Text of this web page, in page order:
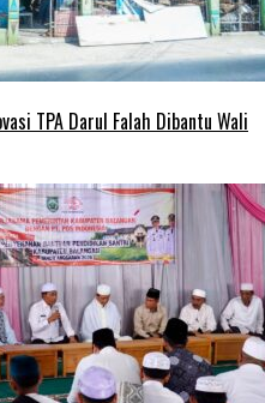
TPA Darul Falah Dibantu Wali